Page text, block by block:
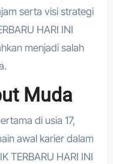
serta visi strategi
HARI INI
menjadi salah
Muda
di usia 17,
awal karier dalam
TERBARU HARI INI